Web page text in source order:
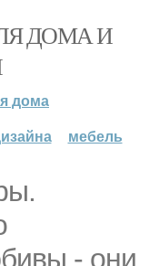
ДОМА И
дома
мебель
- они